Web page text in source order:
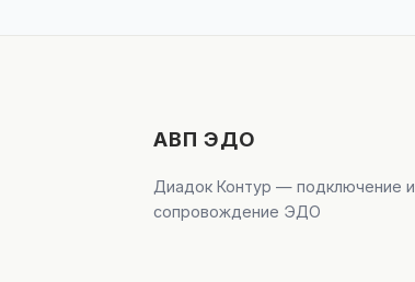
АВП ЭДО
Диадок Контур — подключение и
сопровождение ЭДО